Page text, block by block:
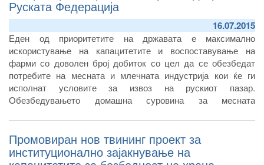
Руската Федерација
16.07.2015
Еден од приоритетите на државата е максимално
искористување на капацитетите и воспоставување на
фарми со доволен број добиток со цел да се обезбедат
потребите на месната и млечната индустрија кои ќе ги
исполнат условите за извоз на рускиот пазар.
Обезбедувањето домашна суровина за месната
потребите на домашниот пазар и да се произведат доволни
количини и за извоз – потенцира тој.
Промовиран нов твининг проект за
институционално зајакнување на